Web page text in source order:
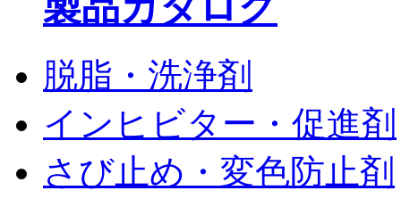
脱脂・洗浄剤
インヒビター・促進剤
さび止め・変色防止剤